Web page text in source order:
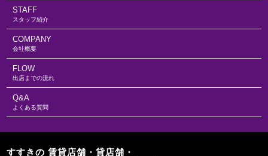
スタッフ紹介
STAFF
会社概要
COMPANY
出店までの流れ
FLOW
よくある質問
Q&A
すすきの 賃貸店舗・貸店舗・